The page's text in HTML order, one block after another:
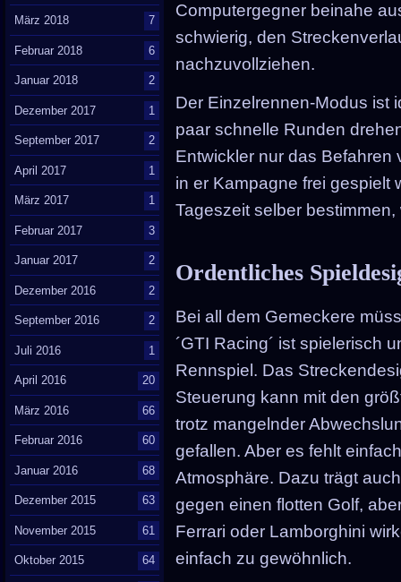
Computergegner beinahe
schwierig, den
nachzuvollziehen.
Der Einzelrennen-Modus ist
paar schnelle Runden
Entwickler nur das
in er Kampagne frei gespielt
Tageszeit selber
Ordentliches
Bei all dem Gemeckere
´GTI Racing´ ist spielerisch
Rennspiel. Das
Steuerung kann mit den
trotz mangelnder
gefallen. Aber es fehlt
Atmosphäre. Dazu trägt
gegen einen flotten Golf,
Ferrari oder Lamborghini
einfach zu gewöhnlich.
März 2018 7
Februar 2018 6
Januar 2018 2
Dezember 2017 1
September 2017 2
April 2017 1
März 2017 1
Februar 2017 3
Januar 2017 2
Dezember 2016 2
September 2016 2
Juli 2016 1
April 2016 20
März 2016 66
Februar 2016 60
Januar 2016 68
Dezember 2015 63
November 2015 61
Oktober 2015 64